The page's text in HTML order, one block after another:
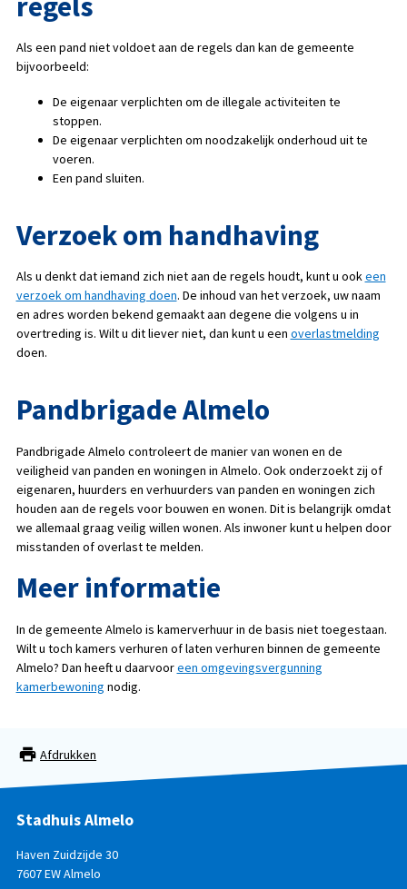
Als een pand niet voldoet aan de regels dan kan de gemeente
bijvoorbeeld:
De eigenaar verplichten om de illegale activiteiten te
stoppen.
De eigenaar verplichten om noodzakelijk onderhoud uit te
voeren.
Een pand sluiten.
Verzoek om handhaving
Als u denkt dat iemand zich niet aan de regels houdt, kunt u ookeen
verzoek om handhaving doen. De inhoud van het verzoek, uw naam
en adres worden bekend gemaakt aan degene die volgens u in
overtreding is. Wilt u dit liever niet, dan kunt u een overlastmelding
doen.
Pandbrigade Almelo
Pandbrigade Almelo controleert de manier van wonen en de
veiligheid van panden en woningen in Almelo. Ook onderzoekt zij of
eigenaren, huurders en verhuurders van panden en woningen zich
houden aan de regels voor bouwen en wonen. Dit is belangrijk omdat
we allemaal graag veilig willen wonen. Als inwoner kunt u helpen door
misstanden of overlast te melden.
Meer informatie
In de gemeente Almelo is kamerverhuur in de basis niet toegestaan.
Wilt u toch kamers verhuren of laten verhuren binnen de gemeente
Almelo? Dan heeft u daarvooreen omgevingsvergunning
kamerbewoning nodig.
Afdrukken
Stadhuis Almelo
Haven Zuidzijde 30
7607 EW Almelo